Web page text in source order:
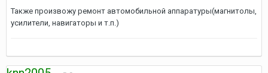
Также произвожу ремонт автомобильной аппаратуры(магнитолы,
усилители, навигаторы и т.п.)